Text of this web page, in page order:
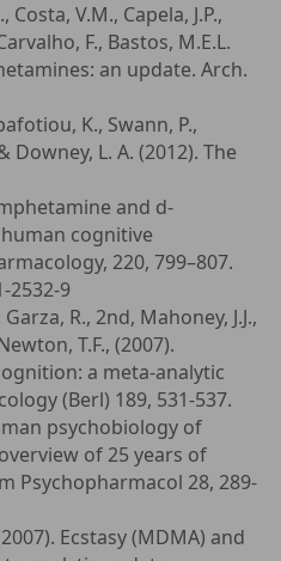
V.M., Capela, J.P.,
F., Bastos, M.E.L.
an update. Arch.
K., Swann, P.,
Downey, L. A. (2012). The
and d-
cognitive
220, 799–807.
2532-9
R., 2nd, Mahoney, J.J.,
T.F., (2007).
a meta-analytic
(Berl) 189, 531-537.
psychobiology of
of 25 years of
Psychopharmacol 28, 289-
Ecstasy (MDMA) and